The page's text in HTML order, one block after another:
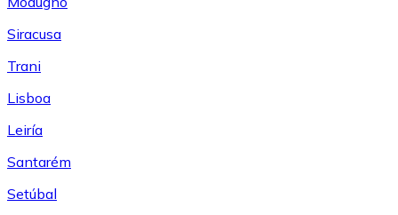
Siracusa
Trani
Lisboa
Leiría
Santarém
Setúbal